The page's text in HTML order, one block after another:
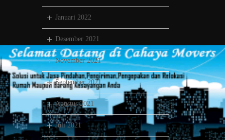
Januari 2022
Desember 2021
November 2021
September 2021
Agustus 2021
Juli 2021